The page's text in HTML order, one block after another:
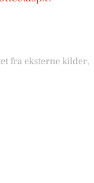
fra eksterne kilder,